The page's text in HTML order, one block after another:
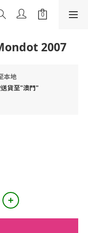
2007
本地
貨至"澳門"